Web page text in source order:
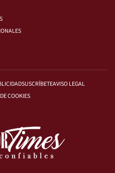
SUSCRÍBETEAVISO LEGAL
COOKIES